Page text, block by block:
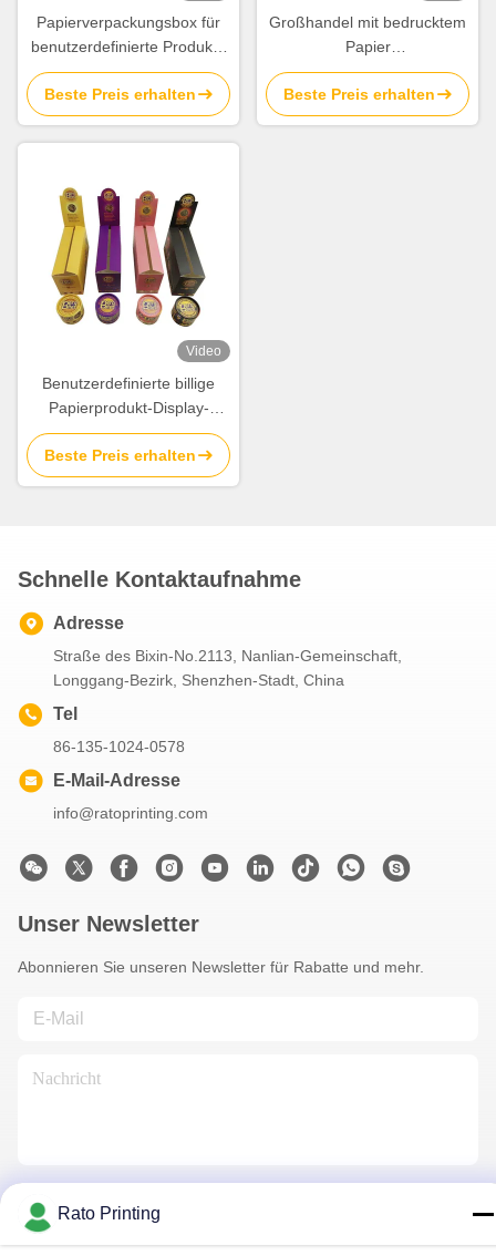
Papierverpackungsbox für
benutzerdefinierte Produkte
mit geprägtem Logo aus
Silberfolie
Beste Preis erhalten
Großhandel mit bedrucktem
Papier
Tiefkühlkostverpackungen
Lieferanten zum Verkauf
Beste Preis erhalten
Video
Benutzerdefinierte billige
Papierprodukt-Display-
Verpackungsbox mit
Vollfarbdruck
Beste Preis erhalten
Schnelle Kontaktaufnahme
Adresse
Straße des Bixin-No.2113, Nanlian-Gemeinschaft,
Longgang-Bezirk, Shenzhen-Stadt, China
Tel
86-135-1024-0578
E-Mail-Adresse
info@ratoprinting.com
Unser Newsletter
Abonnieren Sie unseren Newsletter für Rabatte und mehr.
Kontaktiere Uns
Rato Printing